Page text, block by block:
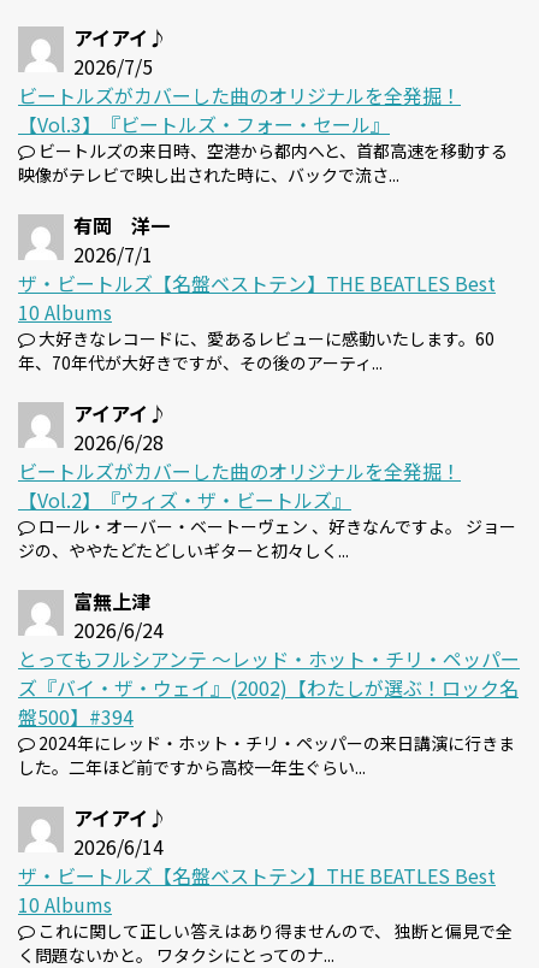
アイアイ♪
2026/7/5
ビートルズがカバーした曲のオリジナルを全発掘！
【Vol.3】『ビートルズ・フォー・セール』
ビートルズの来日時、空港から都内へと、首都高速を移動する
映像がテレビで映し出された時に、バックで流さ...
有岡 洋一
2026/7/1
ザ・ビートルズ【名盤ベストテン】THE BEATLES Best
10 Albums
大好きなレコードに、愛あるレビューに感動いたします。60
年、70年代が大好きですが、その後のアーティ...
アイアイ♪
2026/6/28
ビートルズがカバーした曲のオリジナルを全発掘！
【Vol.2】『ウィズ・ザ・ビートルズ』
ロール・オーバー・ベートーヴェン 、好きなんですよ。 ジョー
ジの、ややたどたどしいギターと初々しく...
富無上津
2026/6/24
とってもフルシアンテ 〜レッド・ホット・チリ・ペッパー
ズ『バイ・ザ・ウェイ』(2002)【わたしが選ぶ！ロック名
盤500】#394
2024年にレッド・ホット・チリ・ペッパーの来日講演に行きま
した。二年ほど前ですから高校一年生ぐらい...
アイアイ♪
2026/6/14
ザ・ビートルズ【名盤ベストテン】THE BEATLES Best
10 Albums
これに関して正しい答えはあり得ませんので、 独断と偏見で全
く問題ないかと。 ワタクシにとってのナ...